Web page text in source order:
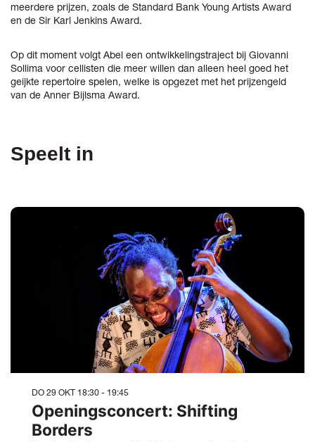
meerdere prijzen, zoals de Standard Bank Young Artists Award
en de Sir Karl Jenkins Award.
Op dit moment volgt Abel een ontwikkelingstraject bij Giovanni
Sollima voor cellisten die meer willen dan alleen heel goed het
geijkte repertoire spelen, welke is opgezet met het prijzengeld
van de Anner Bijlsma Award.
Speelt in
Openingsconcert: Shifting
Borders
DO 29 OKT 18:30 - 19:45